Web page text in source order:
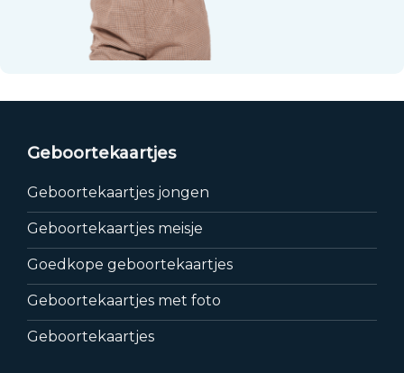
Geboortekaartjes
Geboortekaartjes jongen
Geboortekaartjes meisje
Goedkope geboortekaartjes
Geboortekaartjes met foto
Geboortekaartjes